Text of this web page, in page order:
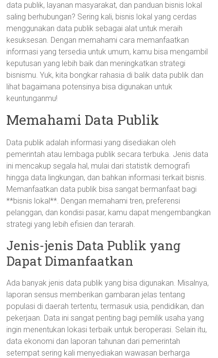
data publik, layanan masyarakat, dan panduan bisnis lokal
saling berhubungan? Sering kali, bisnis lokal yang cerdas
menggunakan data publik sebagai alat untuk meraih
kesuksesan. Dengan memahami cara memanfaatkan
informasi yang tersedia untuk umum, kamu bisa mengambil
keputusan yang lebih baik dan meningkatkan strategi
bisnismu. Yuk, kita bongkar rahasia di balik data publik dan
lihat bagaimana potensinya bisa digunakan untuk
keuntunganmu!
Memahami Data Publik
Data publik adalah informasi yang disediakan oleh
pemerintah atau lembaga publik secara terbuka. Jenis data
ini mencakup segala hal, mulai dari statistik demografi
hingga data lingkungan, dan bahkan informasi terkait bisnis.
Memanfaatkan data publik bisa sangat bermanfaat bagi
**bisnis lokal**. Dengan memahami tren, preferensi
pelanggan, dan kondisi pasar, kamu dapat mengembangkan
strategi yang lebih efisien dan terarah.
Jenis-jenis Data Publik yang
Dapat Dimanfaatkan
Ada banyak jenis data publik yang bisa digunakan. Misalnya,
laporan sensus memberikan gambaran jelas tentang
populasi di daerah tertentu, termasuk usia, pendidikan, dan
pekerjaan. Data ini sangat penting bagi pemilik usaha yang
ingin menentukan lokasi terbaik untuk beroperasi. Selain itu,
data ekonomi dan laporan tahunan dari pemerintah
setempat sering kali menyediakan wawasan berharga